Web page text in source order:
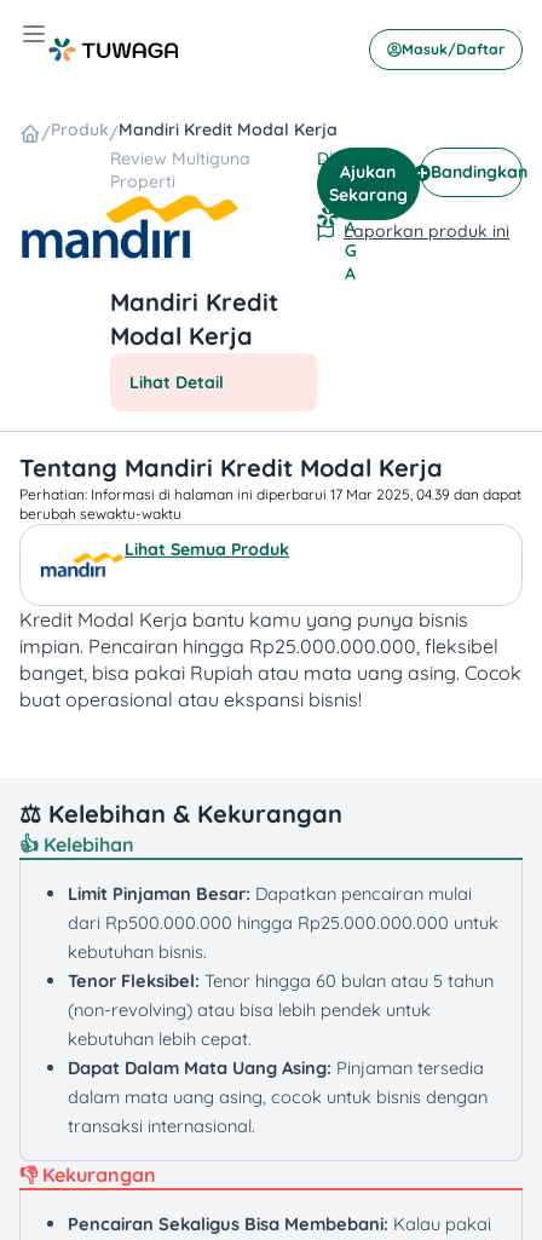
Hamburger Toggle Menu
Masuk/Daftar
/Produk/Mandiri Kredit Modal Kerja
Mandiri Kredit
Modal Kerja
Review Multiguna
Properti
Ditulis
olehU
W
A
G
A
Lihat Detail
Ajukan
Sekarang
Bandingkan
Laporkan produk ini
Tentang Mandiri Kredit Modal Kerja
Perhatian: Informasi di halaman ini diperbarui 17 Mar 2025, 04.39 dan dapat
berubah sewaktu-waktu​
Lihat Semua Produk
Kredit Modal Kerja bantu kamu yang punya bisnis
impian. Pencairan hingga Rp25.000.000.000, fleksibel
banget, bisa pakai Rupiah atau mata uang asing. Cocok
buat operasional atau ekspansi bisnis!
⚖️ Kelebihan & Kekurangan
👍 Kelebihan
Limit Pinjaman Besar: Dapatkan pencairan mulai
dari Rp500.000.000 hingga Rp25.000.000.000 untuk
kebutuhan bisnis.
Tenor Fleksibel: Tenor hingga 60 bulan atau 5 tahun
(non-revolving) atau bisa lebih pendek untuk
kebutuhan lebih cepat.
Dapat Dalam Mata Uang Asing: Pinjaman tersedia
dalam mata uang asing, cocok untuk bisnis dengan
transaksi internasional.
👎 Kekurangan
Pencairan Sekaligus Bisa Membebani: Kalau pakai